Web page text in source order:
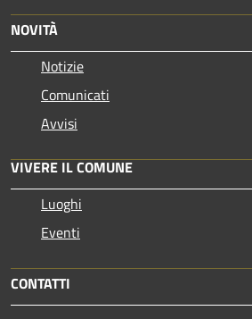
NOVITÀ
Notizie
Comunicati
Avvisi
VIVERE IL COMUNE
Luoghi
Eventi
CONTATTI